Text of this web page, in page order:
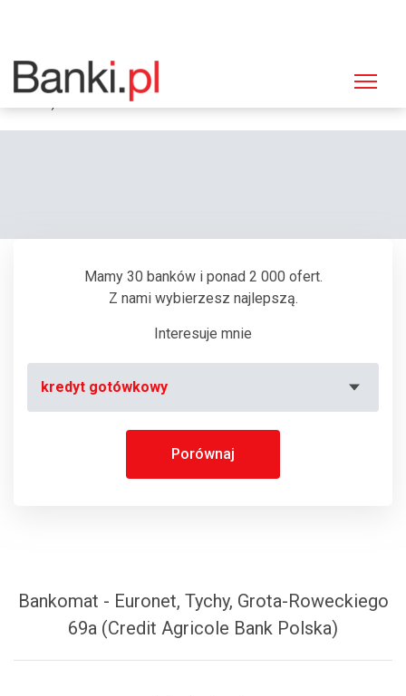
Strona główna
Bankomat Euronet, Tychy, Grota-Roweckiego 69a (Credit Agricole Bank
Mamy 30 banków i ponad 2 000 ofert.
Z nami wybierzesz najlepszą.
Interesuje mnie
kredyt gotówkowy
Porównaj
Bankomat - Euronet, Tychy, Grota-Roweckiego
69a (Credit Agricole Bank Polska)